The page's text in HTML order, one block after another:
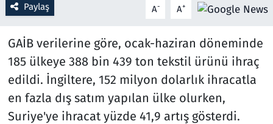
Paylaş A- A+
GAİB verilerine göre, ocak-haziran döneminde
185 ülkeye 388 bin 439 ton tekstil ürünü ihraç
edildi. İngiltere, 152 milyon dolarlık ihracatla
en fazla dış satım yapılan ülke olurken,
Suriye'ye ihracat yüzde 41,9 artış gösterdi.
Savunma Sanayi
Seçim 2023
Spor
Teknoloji ve Bilim